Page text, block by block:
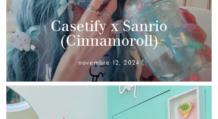
Casetify x Sanrio
(Cinnamoroll)
novembre 12, 2024